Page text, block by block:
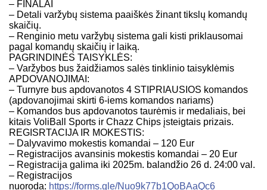
– FINALAI
– Detali varžybų sistema paaiškės žinant tikslų komandų
skaičių.
– Renginio metu varžybų sistema gali kisti priklausomai
pagal komandų skaičių ir laiką.
PAGRINDINĖS TAISYKLĖS:
– Varžybos bus žaidžiamos salės tinklinio taisyklėmis
APDOVANOJIMAI:
– Turnyre bus apdovanotos 4 STIPRIAUSIOS komandos
(apdovanojimai skirti 6-iems komandos nariams)
– Komandos bus apdovanotos taurėmis ir medaliais, bei
kitais VoliBall Sports ir Chazz Chips įsteigtais prizais.
REGISRTACIJA IR MOKESTIS:
– Dalyvavimo mokestis komandai – 120 Eur
– Registracijos avansinis mokestis komandai – 20 Eur
– Registracija galima iki 2025m. balandžio 26 d. 24:00 val.
– Registracijos
nuoroda: https://forms.gle/Nuo9k77b1QoBAaQc6